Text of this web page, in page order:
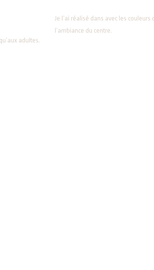
adultes.
Je l’ai réalisé dans avec les
l’ambiance du centre.